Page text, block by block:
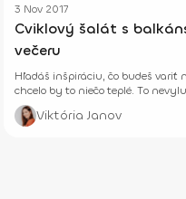
3 Nov 2017
Cviklový šalát s
večeru
Hľadáš inšpiráciu, čo budeš variť
chcelo by to niečo teplé. To
syrom.
Viktória Janov